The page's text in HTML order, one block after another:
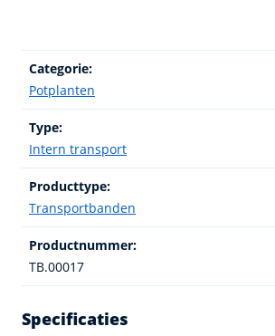
Categorie:
Potplanten
Type:
Intern transport
Producttype:
Transportbanden
Productnummer:
TB.00017
Specificaties